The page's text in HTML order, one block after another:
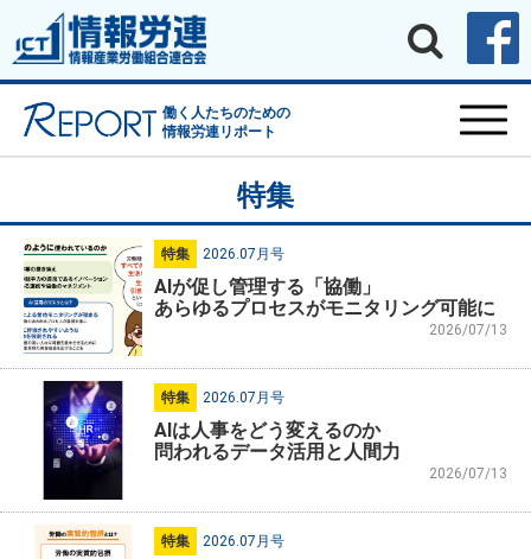
働く人たちのための
情報労連リポート
特集
特集 2026.07月号
2026/07/13
AIが促し管理する「協働」
あらゆるプロセスがモニタリング可能に
特集 2026.07月号
2026/07/13
AIは人事をどう変えるのか
問われるデータ活用と人間力
特集 2026.07月号